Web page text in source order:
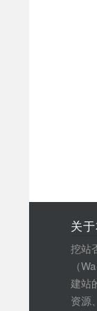
关
挖站
（
建站
资源